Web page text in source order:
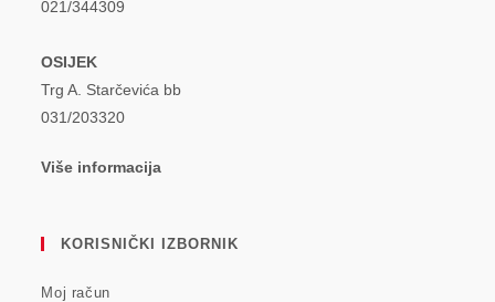
021/344309
OSIJEK
Trg A. Starčevića bb
031/203320
Više informacija
KORISNIČKI IZBORNIK
Moj račun